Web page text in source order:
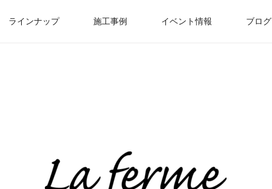
ラインナップ 施工事例 イベント情報 ブログ